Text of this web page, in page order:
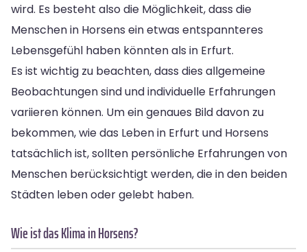
wird. Es besteht also die Möglichkeit, dass die
Menschen in Horsens ein etwas entspannteres
Lebensgefühl haben könnten als in Erfurt.
Es ist wichtig zu beachten, dass dies allgemeine
Beobachtungen sind und individuelle Erfahrungen
variieren können. Um ein genaues Bild davon zu
bekommen, wie das Leben in Erfurt und Horsens
tatsächlich ist, sollten persönliche Erfahrungen von
Menschen berücksichtigt werden, die in den beiden
Städten leben oder gelebt haben.
Wie ist das Klima in Horsens?